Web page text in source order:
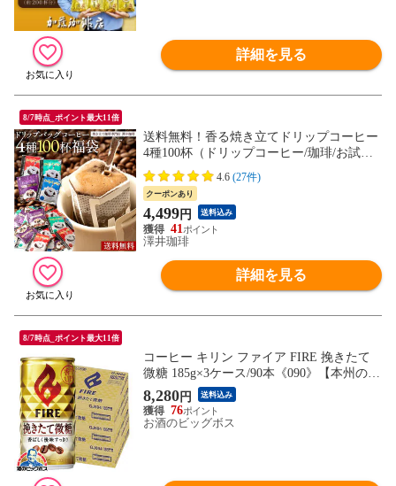
詳細を見る
8/7時点_ポイント最大11倍
送料無料！香る焼き立てドリップコーヒー
4種100杯（ドリップコーヒー/珈琲/お試し/
送料込）
4.6 (27件)
クーポンあり
4,499円 送料込み
41
澤井珈琲
詳細を見る
8/7時点_ポイント最大11倍
コーヒー キリン ファイア FIRE 挽きたて
微糖 185g×3ケース/90本《090》【本州のみ
送料無料】『ESH』
8,280円 送料込み
76
お酒のビッグボス